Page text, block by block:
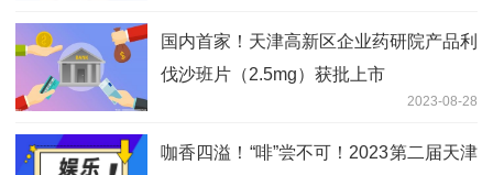
国内首家！天津高新区企业药研院产品利
伐沙班片（2.5mg）获批上市
2023-08-28
咖香四溢！“啡”尝不可！2023第二届天津